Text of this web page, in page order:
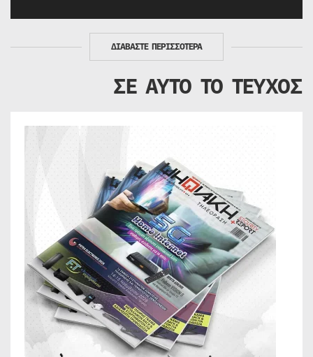
ΔΙΑΒΑΣΤΕ ΠΕΡΙΣΣΟΤΕΡΑ
ΣΕ ΑΥΤΟ ΤΟ ΤΕΥΧΟΣ